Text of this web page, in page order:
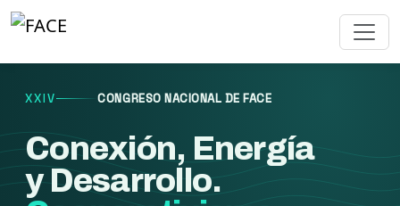
XXIV CONGRESO NACIONAL DE FACE
Conexión, Energía
y Desarrollo.